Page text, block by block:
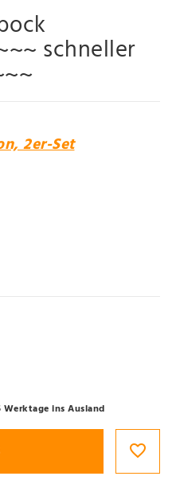
schneller
2er-Set
ins Ausland